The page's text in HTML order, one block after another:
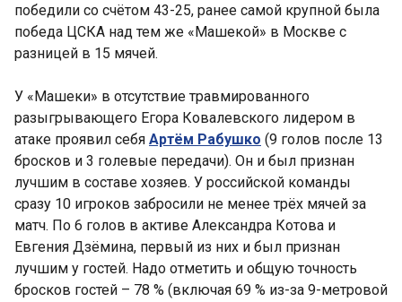
победили со счётом 43-25, ранее самой крупной была
победа ЦСКА над тем же «Машекой» в Москве с
разницей в 15 мячей.
У «Машеки» в отсутствие травмированного
разыгрывающего Егора Ковалевского лидером в
атаке проявил себя Артём Рабушко (9 голов после 13
бросков и 3 голевые передачи). Он и был признан
лучшим в составе хозяев. У российской команды
сразу 10 игроков забросили не менее трёх мячей за
матч. По 6 голов в активе Александра Котова и
Евгения Дзёмина, первый из них и был признан
лучшим у гостей. Надо отметить и общую точность
бросков гостей – 78 % (включая 69 % из-за 9-метровой